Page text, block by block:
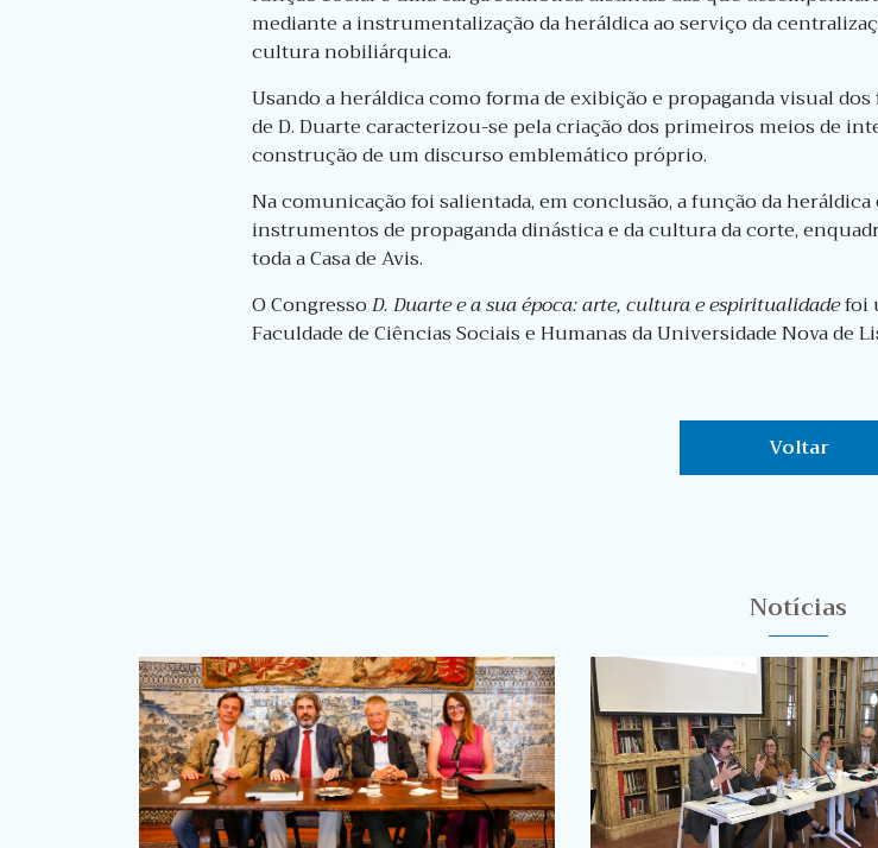
mediante a instrumentalização da heráldica ao serviço da
cultura nobiliárquica.
Usando a heráldica como forma de exibição e propaganda visual
de D. Duarte caracterizou-se pela criação dos primeiros meios de
construção de um discurso emblemático próprio.
Na comunicação foi salientada, em conclusão, a função da
instrumentos de propaganda dinástica e da cultura da corte,
toda a Casa de Avis.
O CongressoD. Duarte e a sua época: arte, cultura e espiritualidadefoi
Faculdade de Ciências Sociais e Humanas da Universidade Nova de
Voltar
Notícias